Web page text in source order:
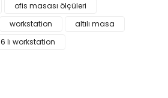
ofis masası ölçüleri
workstation
altılı masa
6 lı workstation